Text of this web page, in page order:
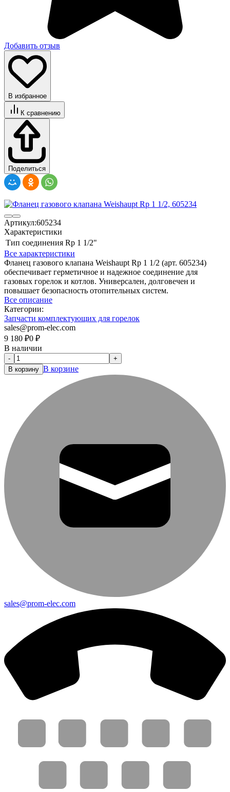
Добавить отзыв
В избранное
К сравнению
Поделиться
Артикул:605234
Характеристики
Тип соединения Rp 1 1/2"
Все характеристики
Фланец газового клапана Weishaupt Rp 1 1/2 (арт. 605234)
обеспечивает герметичное и надежное соединение для
газовых горелок и котлов. Универсален, долговечен и
повышает безопасность отопительных систем.
Все описание
Категории:
Запчасти комплектующих для горелок
sales@prom-elec.com
9 180 ₽0 ₽
В наличии
-
+
В корзину В корзине
sales@prom-elec.com